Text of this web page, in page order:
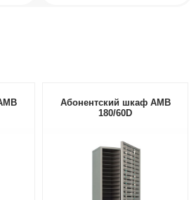
Абонентский шкаф AMB
180/60D